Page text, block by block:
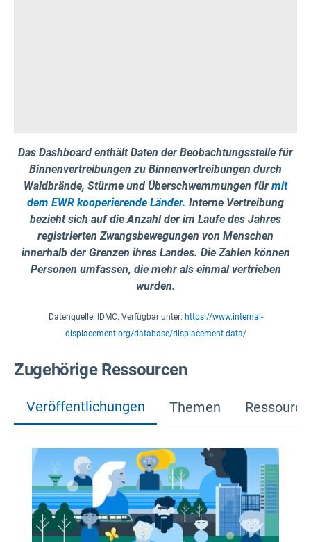
Das Dashboard enthält Daten der Beobachtungsstelle für
Binnenvertreibungen zu Binnenvertreibungen durch
Waldbrände, Stürme und Überschwemmungen für mit
dem EWR kooperierende Länder. Interne Vertreibung
bezieht sich auf die Anzahl der im Laufe des Jahres
registrierten Zwangsbewegungen von Menschen
innerhalb der Grenzen ihres Landes. Die Zahlen können
Personen umfassen, die mehr als einmal vertrieben
wurden.
Datenquelle: IDMC. Verfügbar unter: https://www.internal-
displacement.org/database/displacement-data/
Zugehörige Ressourcen
Veröffentlichungen Themen